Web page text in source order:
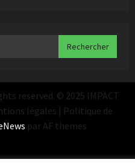
reserved. © 2025 IMPACT
légales | Politique de
par AF themes